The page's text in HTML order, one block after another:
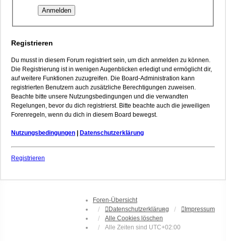
Registrieren
Du musst in diesem Forum registriert sein, um dich anmelden zu können.
Die Registrierung ist in wenigen Augenblicken erledigt und ermöglicht dir,
auf weitere Funktionen zuzugreifen. Die Board-Administration kann
registrierten Benutzern auch zusätzliche Berechtigungen zuweisen.
Beachte bitte unsere Nutzungsbedingungen und die verwandten
Regelungen, bevor du dich registrierst. Bitte beachte auch die jeweiligen
Forenregeln, wenn du dich in diesem Board bewegst.
Nutzungsbedingungen Datenschutzerklärung
Registrieren
Foren-Übersicht
Datenschutzerklärung
Impressum
Alle Cookies löschen
Alle Zeiten sind UTC+02:00